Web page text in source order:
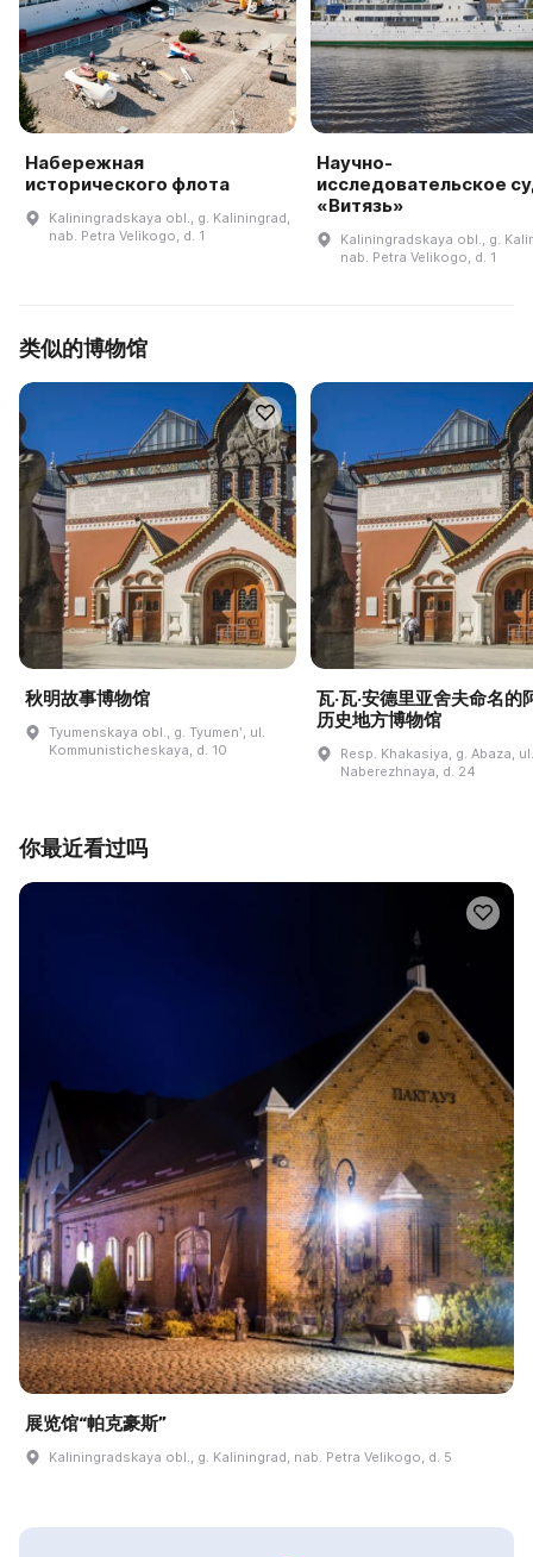
Набережная
исторического флота
Kaliningradskaya obl., g. Kaliningrad,
nab. Petra Velikogo, d. 1
Научно-
исследовательское
«Витязь»
Kaliningradskaya obl., g.
nab. Petra Velikogo, d. 1
类似的博物馆
秋明故事博物馆
Tyumenskaya obl., g. Tyumenʹ, ul.
Kommunisticheskaya, d. 10
瓦·瓦·安德里亚舍夫命名的
历史地方博物馆
Resp. Khakasiya, g. Abaza, ul.
Naberezhnaya, d. 24
你最近看过吗
展览馆“帕克豪斯”
Kaliningradskaya obl., g. Kaliningrad, nab. Petra Velikogo, d. 5